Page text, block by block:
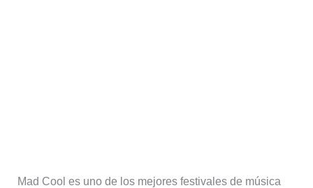
Mad Cool es uno de los mejores festivales de música